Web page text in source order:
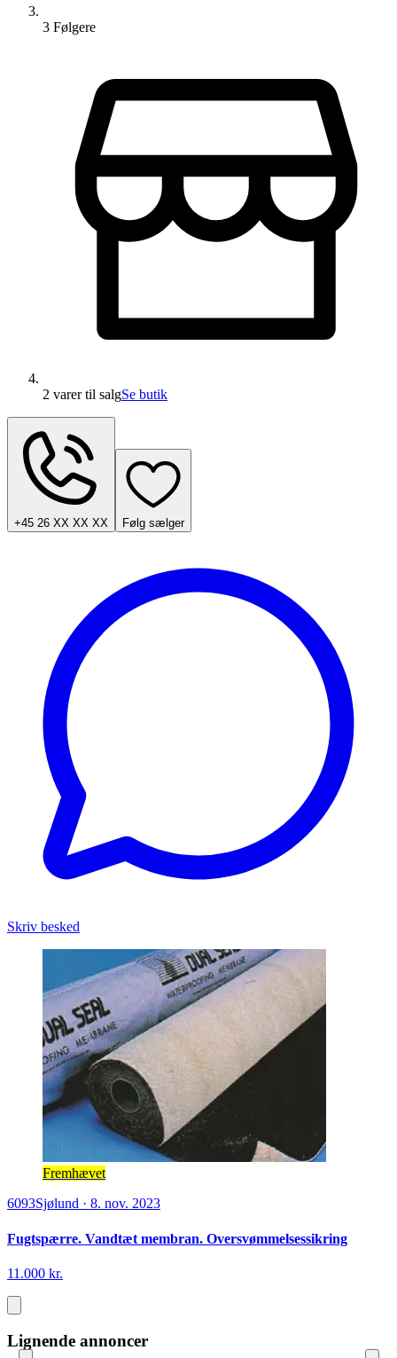
3 Følgere
2 varertil salgSe butik
+45 26 XX XX XX Følg sælger
Skriv besked
Fremhævet
6093Sjølund · 8. nov. 2023
Fugtspærre. Vandtæt membran. Oversvømmelsessikring
11.000 kr.
Lignende annoncer